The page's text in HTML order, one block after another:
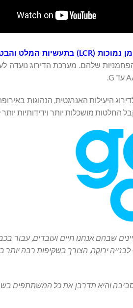
נמוכות (LCR) בתעשיות המלט
שלהם. מערכת הדירוג נועדה
היעילות האנרגטית, הנהוגות
מושכלות יותר וידידותיות
שבהם אנחנו חיים ועובדים, עבור
ירוקה, הצורך בשקיפות רבה יותר
לסביבה והיא תדרבן את כל המשתתפים